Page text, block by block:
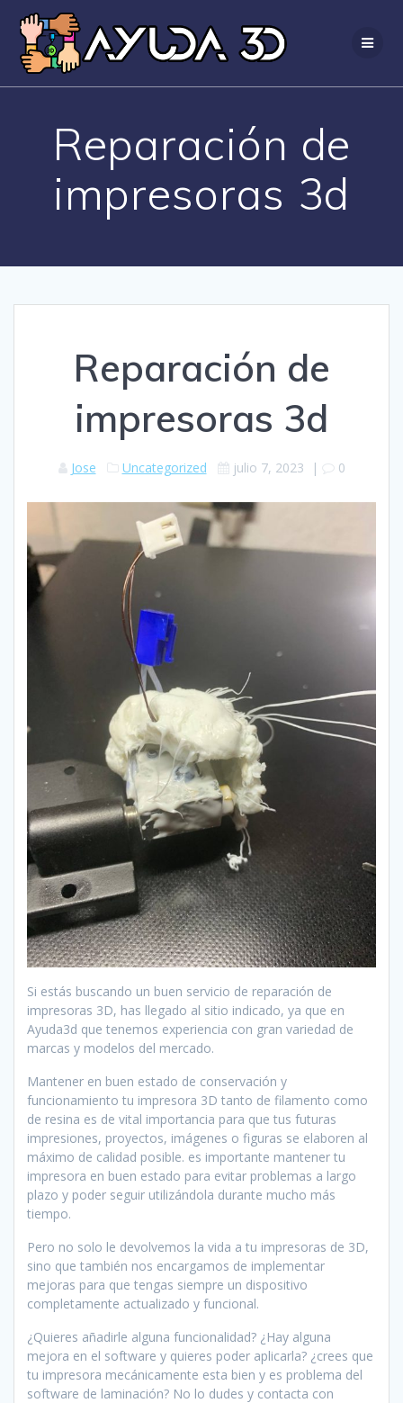
al
contenido
Reparación de
impresoras 3d
Reparación de
impresoras 3d
Jose Uncategorized julio 7, 2023 | 0
Si estás buscando un buen servicio de reparación de
impresoras 3D, has llegado al sitio indicado, ya que en
Ayuda3d que tenemos experiencia con gran variedad de
marcas y modelos del mercado.
Mantener en buen estado de conservación y
funcionamiento tu impresora 3D tanto de filamento como
de resina es de vital importancia para que tus futuras
impresiones, proyectos, imágenes o figuras se elaboren al
máximo de calidad posible. es importante mantener tu
impresora en buen estado para evitar problemas a largo
plazo y poder seguir utilizándola durante mucho más
tiempo.
Pero no solo le devolvemos la vida a tu impresoras de 3D,
sino que también nos encargamos de implementar
mejoras para que tengas siempre un dispositivo
completamente actualizado y funcional.
¿Quieres añadirle alguna funcionalidad? ¿Hay alguna
mejora en el software y quieres poder aplicarla? ¿crees que
tu impresora mecánicamente esta bien y es problema del
software de laminación? No lo dudes y contacta con